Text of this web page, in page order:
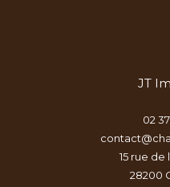
JT
02
15 rue de
28200